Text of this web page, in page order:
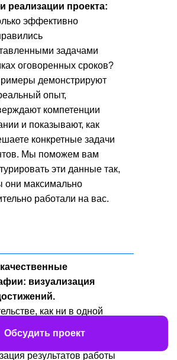
реализации проекта:
эффективно
задачами
оговоренных сроков?
демонстрируют
опыт,
компетенции
и показывают, как
конкретные задачи
Мы поможем вам
эти данные так,
они максимально
работали на вас.
визуализация
как ни в одной
чем сто раз услышать».
результатов работы
Обсудить проект